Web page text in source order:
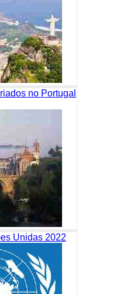
no Portugal
Unidas 2022